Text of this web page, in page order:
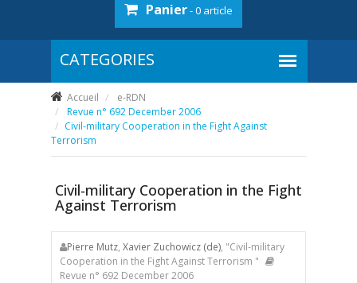
Panier- 0 article
Accueil
e-RDN
Revue n° 692 December 2006
Civil-military Cooperation in the Fight Against
Terrorism
Civil-military Cooperation in the Fight
Against Terrorism
Pierre Mutz, Xavier Zuchowicz (de), "Civil-military
Cooperation in the Fight Against Terrorism "
Revue n° 692 December 2006